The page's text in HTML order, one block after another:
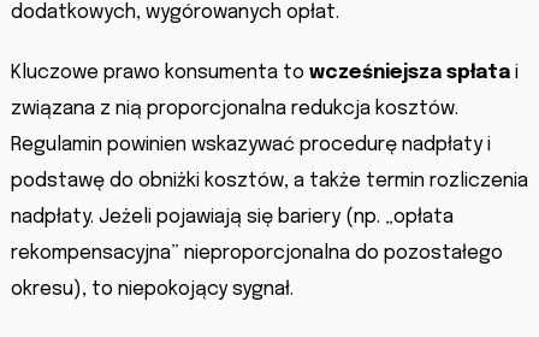
dodatkowych, wygórowanych opłat.
Kluczowe prawo konsumenta to wcześniejsza spłatai
związana z nią proporcjonalna redukcja kosztów.
Regulamin powinien wskazywać procedurę nadpłaty i
podstawę do obniżki kosztów, a także termin rozliczenia
nadpłaty. Jeżeli pojawiają się bariery (np. „opłata
rekompensacyjna” nieproporcjonalna do pozostałego
okresu), to niepokojący sygnał.